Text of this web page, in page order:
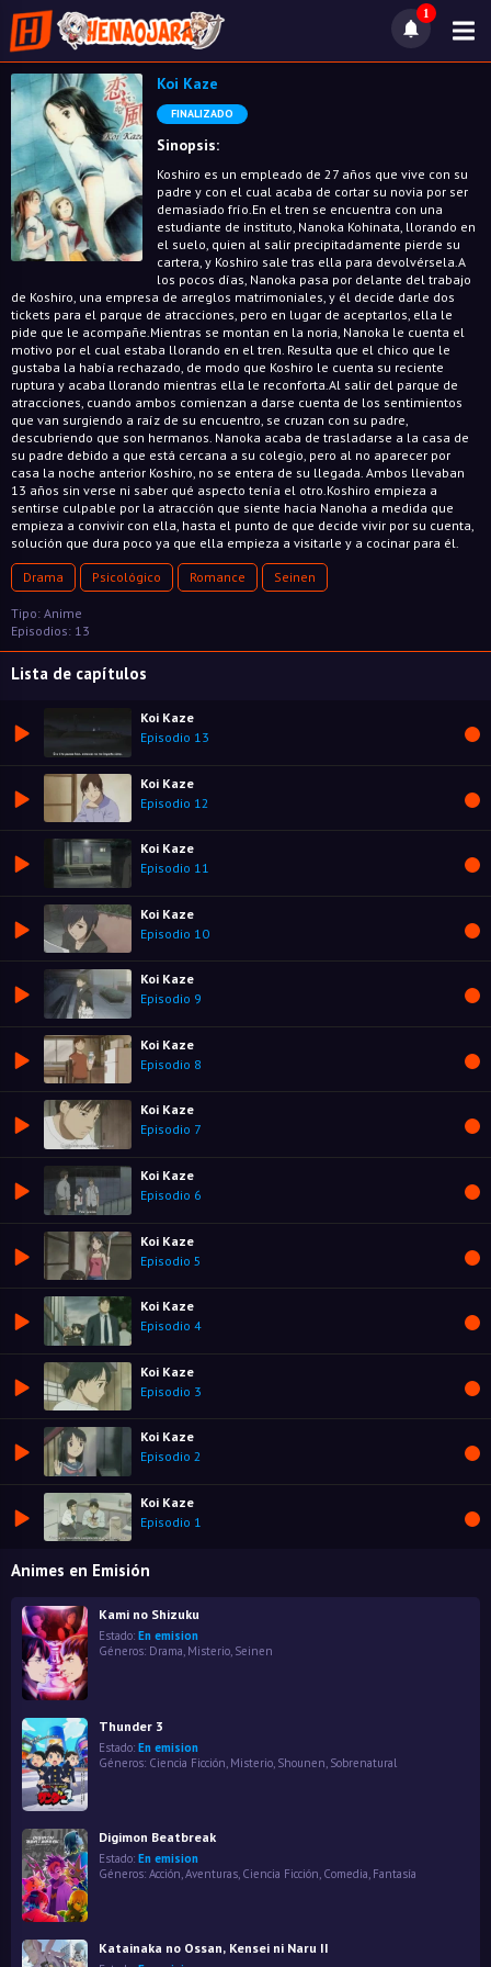
1
Koi Kaze
FINALIZADO
Sinopsis:
Koshiro es un empleado de 27 años que vive con su
padre y con el cual acaba de cortar su novia por ser
demasiado frío.En el tren se encuentra con una
estudiante de instituto, Nanoka Kohinata, llorando en
el suelo, quien al salir precipitadamente pierde su
cartera, y Koshiro sale tras ella para devolvérsela.A
los pocos días, Nanoka pasa por delante del trabajo
de Koshiro, una empresa de arreglos matrimoniales, y él decide darle dos
tickets para el parque de atracciones, pero en lugar de aceptarlos, ella le
pide que le acompañe.Mientras se montan en la noria, Nanoka le cuenta el
motivo por el cual estaba llorando en el tren. Resulta que el chico que le
gustaba la había rechazado, de modo que Koshiro le cuenta su reciente
ruptura y acaba llorando mientras ella le reconforta.Al salir del parque de
atracciones, cuando ambos comienzan a darse cuenta de los sentimientos
que van surgiendo a raíz de su encuentro, se cruzan con su padre,
descubriendo que son hermanos. Nanoka acaba de trasladarse a la casa de
su padre debido a que está cercana a su colegio, pero al no aparecer por
casa la noche anterior Koshiro, no se entera de su llegada. Ambos llevaban
13 años sin verse ni saber qué aspecto tenía el otro.Koshiro empieza a
sentirse culpable por la atracción que siente hacia Nanoha a medida que
empieza a convivir con ella, hasta el punto de que decide vivir por su cuenta,
solución que dura poco ya que ella empieza a visitarle y a cocinar para él.
Drama Psicológico Romance Seinen
Tipo: Anime
Episodios: 13
Lista de capítulos
Koi Kaze
Episodio 13
Koi Kaze
Episodio 12
Koi Kaze
Episodio 11
Koi Kaze
Episodio 10
Koi Kaze
Episodio 9
Koi Kaze
Episodio 8
Koi Kaze
Episodio 7
Koi Kaze
Episodio 6
Koi Kaze
Episodio 5
Koi Kaze
Episodio 4
Koi Kaze
Episodio 3
Koi Kaze
Episodio 2
Koi Kaze
Episodio 1
Animes en Emisión
Kami no Shizuku
Estado: En emision
Géneros: Drama, Misterio, Seinen
Thunder 3
Estado: En emision
Géneros: Ciencia Ficción Misterio Shounen Sobrenatural
Digimon Beatbreak
Estado: En emision
Géneros: Acción,Aventuras, Ciencia Ficción, Comedia, Fantasía
Katainaka no Ossan, Kensei ni Naru II